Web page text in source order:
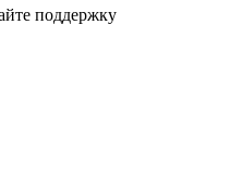
поддержку